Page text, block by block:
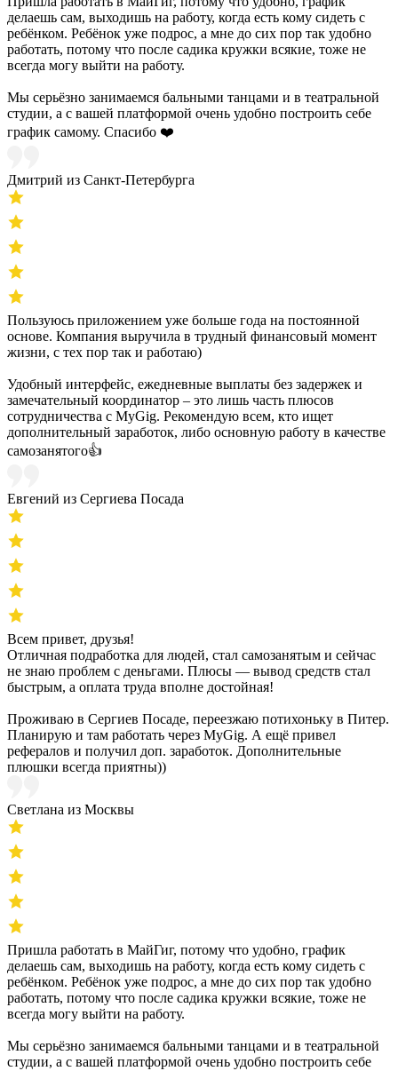
делаешь сам, выходишь на работу, когда есть кому сидеть с
ребёнком. Ребёнок уже подрос, а мне до сих пор так удобно
работать, потому что после садика кружки всякие, тоже не
всегда могу выйти на работу.
Мы серьёзно занимаемся бальными танцами и в театральной
студии, а с вашей платформой очень удобно построить себе
график самому. Спасибо ❤️
Дмитрий из Санкт-Петербурга
Пользуюсь приложением уже больше года на постоянной
основе. Компания выручила в трудный финансовый момент
жизни, с тех пор так и работаю)
Удобный интерфейс, ежедневные выплаты без задержек и
замечательный координатор – это лишь часть плюсов
сотрудничества с MyGig. Рекомендую всем, кто ищет
дополнительный заработок, либо основную работу в качестве
самозанятого👍
Евгений из Сергиева Посада
Всем привет, друзья!
Отличная подработка для людей, стал самозанятым и сейчас
не знаю проблем с деньгами. Плюсы — вывод средств стал
быстрым, а оплата труда вполне достойная!
Проживаю в Сергиев Посаде, переезжаю потихоньку в Питер.
Планирую и там работать через MyGig. А ещё привел
рефералов и получил доп. заработок. Дополнительные
плюшки всегда приятны))
Светлана из Москвы
Пришла работать в МайГиг, потому что удобно, график
делаешь сам, выходишь на работу, когда есть кому сидеть с
ребёнком. Ребёнок уже подрос, а мне до сих пор так удобно
работать, потому что после садика кружки всякие, тоже не
всегда могу выйти на работу.
Мы серьёзно занимаемся бальными танцами и в театральной
студии, а с вашей платформой очень удобно построить себе